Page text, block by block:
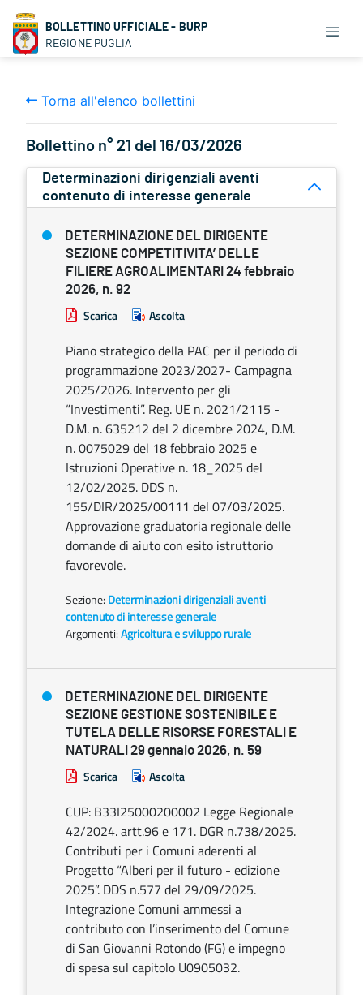
BOLLETTINO UFFICIALE - BURP
REGIONE PUGLIA
Torna all'elenco bollettini
Bollettino n° 21 del 16/03/2026
Determinazioni dirigenziali aventi
contenuto di interesse generale
DETERMINAZIONE DEL DIRIGENTE
SEZIONE COMPETITIVITA’ DELLE
FILIERE AGROALIMENTARI 24 febbraio
2026, n. 92
Scarica Ascolta
Piano strategico della PAC per il periodo di
programmazione 2023/2027- Campagna
2025/2026. Intervento per gli
“Investimenti”. Reg. UE n. 2021/2115 -
D.M. n. 635212 del 2 dicembre 2024, D.M.
n. 0075029 del 18 febbraio 2025 e
Istruzioni Operative n. 18_2025 del
12/02/2025. DDS n.
155/DIR/2025/00111 del 07/03/2025.
Approvazione graduatoria regionale delle
domande di aiuto con esito istruttorio
favorevole.
Sezione: Determinazioni dirigenziali aventi
contenuto di interesse generale
Argomenti:Agricoltura e sviluppo rurale
DETERMINAZIONE DEL DIRIGENTE
SEZIONE GESTIONE SOSTENIBILE E
TUTELA DELLE RISORSE FORESTALI E
NATURALI 29 gennaio 2026, n. 59
Scarica Ascolta
CUP: B33I25000200002 Legge Regionale
42/2024. artt.96 e 171. DGR n.738/2025.
Contributi per i Comuni aderenti al
Progetto “Alberi per il futuro - edizione
2025”. DDS n.577 del 29/09/2025.
Integrazione Comuni ammessi a
contributo con l’inserimento del Comune
di San Giovanni Rotondo (FG) e impegno
di spesa sul capitolo U0905032.